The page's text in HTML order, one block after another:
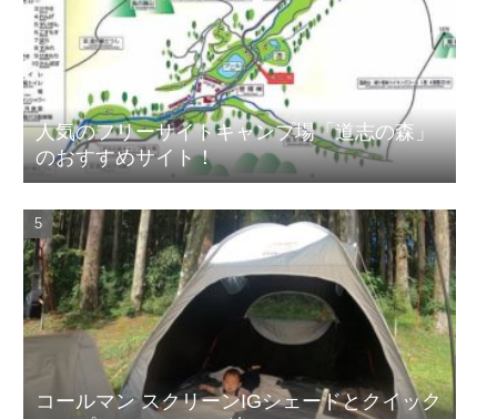
人気のフリーサイトキャンプ場「道志の森」
のおすすめサイト！
コールマン スクリーンIGシェードとクイック